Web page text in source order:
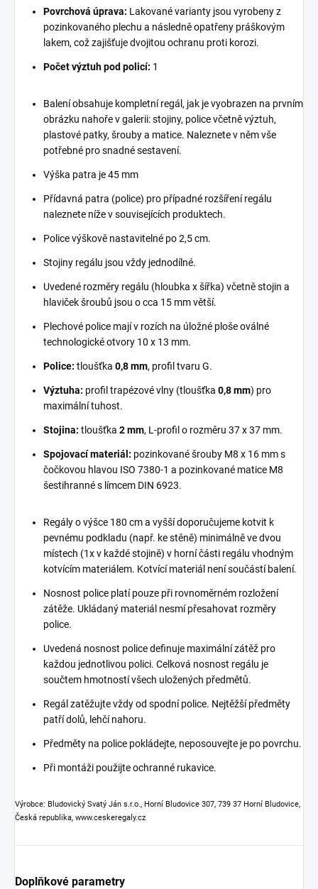
Povrchová úprava: Lakované varianty jsou vyrobeny z
pozinkovaného plechu a následně opatřeny práškovým
lakem, což zajišťuje dvojitou ochranu proti korozi.
Počet výztuh pod policí: 1
Balení obsahuje kompletní regál, jak je vyobrazen na prvním
obrázku nahoře v galerii: stojiny, police včetně výztuh,
plastové patky, šrouby a matice. Naleznete v něm vše
potřebné pro snadné sestavení.
Výška patra je 45 mm
Přídavná patra (police) pro případné rozšíření regálu
naleznete níže v souvisejících produktech.
Police výškově nastavitelné po 2,5 cm.
Stojiny regálu jsou vždy jednodílné.
Uvedené rozměry regálu (hloubka x šířka) včetně stojin a
hlaviček šroubů jsou o cca 15 mm větší.
Plechové police mají v rozích na úložné ploše oválné
technologické otvory 10 x 13 mm.
Police: tloušťka 0,8 mm, profil tvaru G.
Výztuha: profil trapézové vlny (tloušťka 0,8 mm) pro
maximální tuhost.
Stojina: tloušťka 2 mm, L-profil o rozměru 37 x 37 mm.
Spojovací materiál: pozinkované šrouby M8 x 16 mm s
čočkovou hlavou ISO 7380-1 a pozinkované matice M8
šestihranné s límcem DIN 6923.
Regály o výšce 180 cm a vyšší doporučujeme kotvit k
pevnému podkladu (např. ke stěně) minimálně ve dvou
místech (1x v každé stojině) v horní části regálu vhodným
kotvícím materiálem. Kotvící materiál není součástí balení.
Nosnost police platí pouze při rovnoměrném rozložení
zátěže. Ukládaný materiál nesmí přesahovat rozměry
police.
Uvedená nosnost police definuje maximální zátěž pro
každou jednotlivou polici. Celková nosnost regálu je
součtem hmotností všech uložených předmětů.
Regál zatěžujte vždy od spodní police. Nejtěžší předměty
patří dolů, lehčí nahoru.
Předměty na police pokládejte, neposouvejte je po povrchu.
Při montáži použijte ochranné rukavice.
Výrobce: Bludovický Svatý Ján s.r.o., Horní Bludovice 307, 739 37 Horní Bludovice,
Česká republika, www.ceskeregaly.cz
Doplňkové parametry